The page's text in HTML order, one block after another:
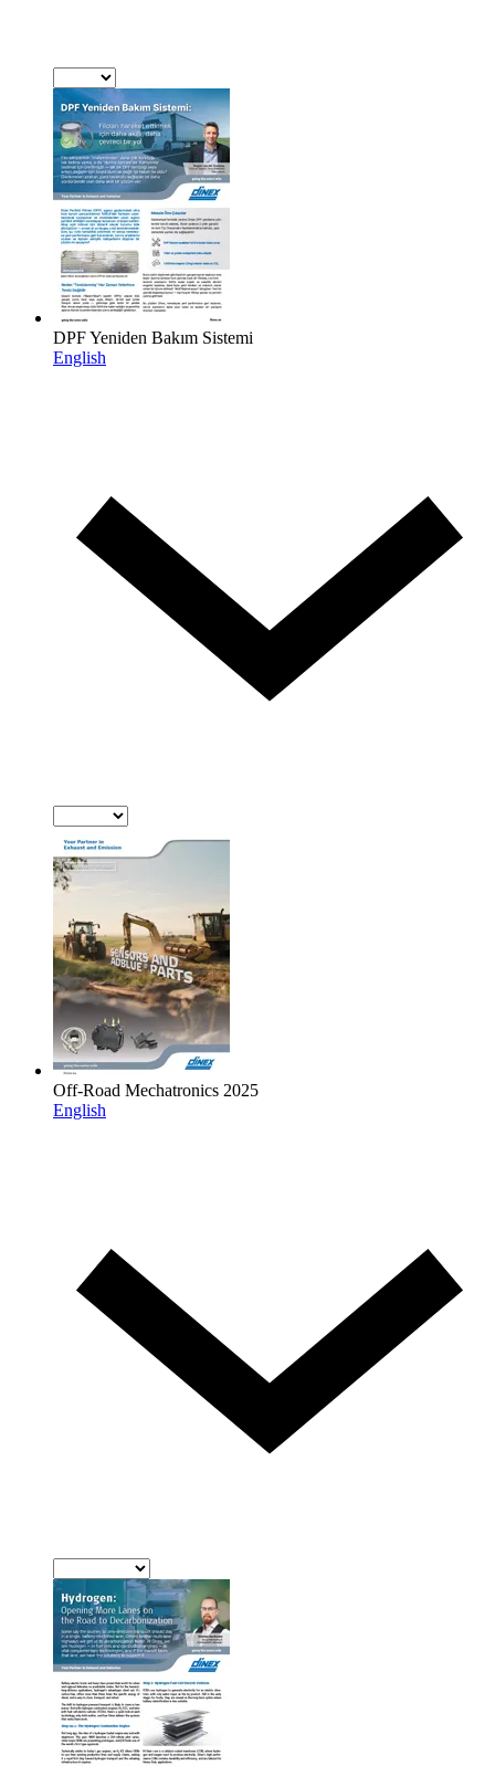
DPF Yeniden Bakım Sistemi
English
Off-Road Mechatronics 2025
English